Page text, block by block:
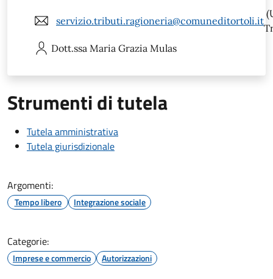
servizio.tributi.ragioneria@comuneditortoli.it
Dott.ssa Maria Grazia Mulas
Strumenti di tutela
Tutela amministrativa
Tutela giurisdizionale
Argomenti:
Tempo libero Integrazione sociale
Categorie:
Imprese e commercio Autorizzazioni